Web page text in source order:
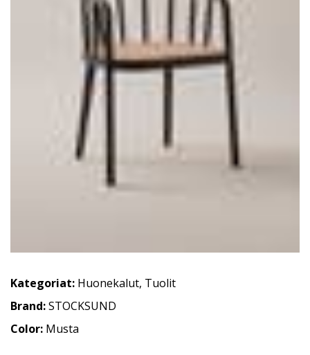
Kategoriat: Huonekalut, Tuolit
Brand:STOCKSUND
Color: Musta